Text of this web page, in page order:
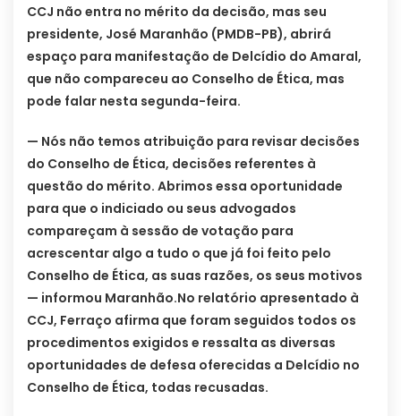
CCJ não entra no mérito da decisão, mas seu
presidente, José Maranhão (PMDB-PB), abrirá
espaço para manifestação de Delcídio do Amaral,
que não compareceu ao Conselho de Ética, mas
pode falar nesta segunda-feira.
— Nós não temos atribuição para revisar decisões
do Conselho de Ética, decisões referentes à
questão do mérito. Abrimos essa oportunidade
para que o indiciado ou seus advogados
compareçam à sessão de votação para
acrescentar algo a tudo o que já foi feito pelo
Conselho de Ética, as suas razões, os seus motivos
— informou Maranhão.No relatório apresentado à
CCJ, Ferraço afirma que foram seguidos todos os
procedimentos exigidos e ressalta as diversas
oportunidades de defesa oferecidas a Delcídio no
Conselho de Ética, todas recusadas.